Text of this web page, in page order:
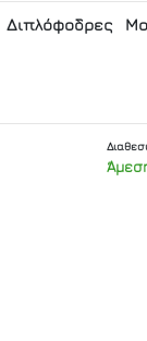
Διπλόφοδρες